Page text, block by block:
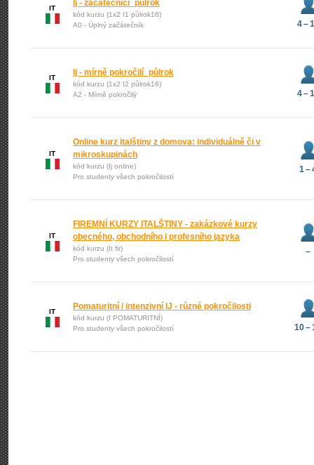
IT
Ij - začátečníci_půlrok
kód kurzu (1x2 I1 půlrok16)
A0 - Úplný začátečník
4 –
IT
Ij - mírně pokročilí_půlrok
kód kurzu (1x2 I2 půlrok16)
A2 - Mírně pokročilý
4 –
IT
Online kurz italštiny z domova: individuálně či v
mikroskupinách
kód kurzu (Ij online)
Pro studenty všech pokročilostí
1 –
IT
FIREMNÍ KURZY ITALŠTINY - zakázkové kurzy
obecného, obchodního i profesního jazyka
kód kurzu (It fir)
Pro studenty všech pokročilostí
–
IT
Pomaturitní / intenzivní IJ - různé pokročilosti
kód kurzu (I POMATURITNÍ)
Pro studenty všech pokročilostí
10 –